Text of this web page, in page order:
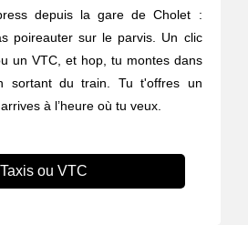
depuis la gare de Cholet :
poireauter sur le parvis. Un clic
un VTC, et hop, tu montes dans
sortant du train. Tu t'offres un
à l’heure où tu veux.
Taxis ou VTC